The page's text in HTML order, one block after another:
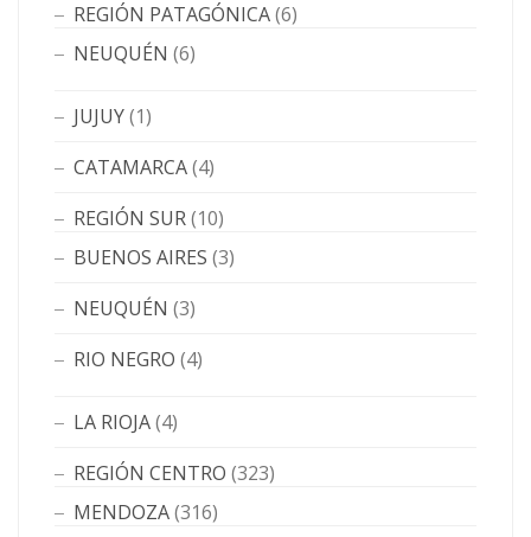
REGIÓN PATAGÓNICA(6)
NEUQUÉN (6)
JUJUY(1)
CATAMARCA(4)
REGIÓN SUR(10)
BUENOS AIRES (3)
NEUQUÉN (3)
RIO NEGRO (4)
LA RIOJA(4)
REGIÓN CENTRO (323)
MENDOZA(316)